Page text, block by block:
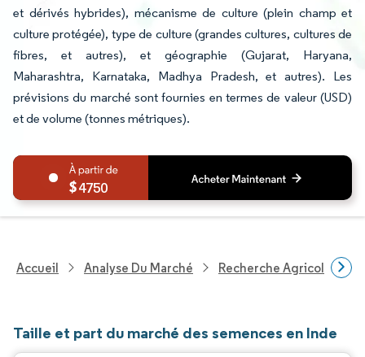
et dérivés hybrides), mécanisme de culture (plein champ et
culture protégée), type de culture (grandes cultures, cultures de
fibres, et autres), et géographie (Gujarat, Haryana,
Maharashtra, Karnataka, Madhya Pradesh, et autres). Les
prévisions du marché sont fournies en termes de valeur (USD)
et de volume (tonnes métriques).
4750
Accueil Analyse Du Marché Recherche Agricole
Taille et part du marché des semences en Inde